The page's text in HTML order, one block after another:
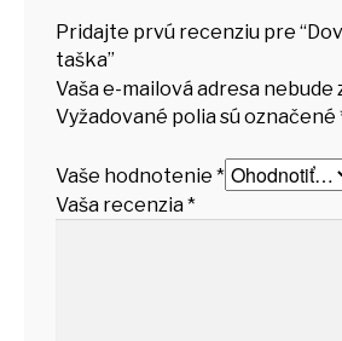
Pridajte prvú recenziu pre
taška”
Vaša e-mailová adresa nebude
Vyžadované polia sú označené
Vaše hodnotenie *
Vaša recenzia*